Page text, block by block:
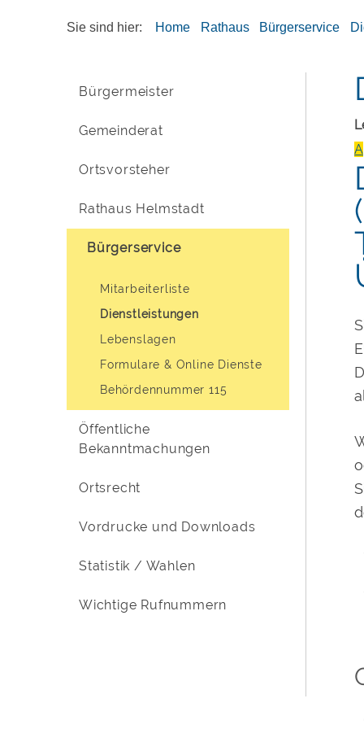
Sie sind hier: Home Rathaus Bürgerservice
Bürgermeister
Gemeinderat
Ortsvorsteher
Rathaus Helmstadt
Bürgerservice
Mitarbeiterliste
Dienstleistungen
Lebenslagen
Formulare & Online Dienste
Behördennummer 115
Öffentliche
Bekanntmachungen
Ortsrecht
Vordrucke und Downloads
Statistik / Wahlen
Wichtige Rufnummern
A